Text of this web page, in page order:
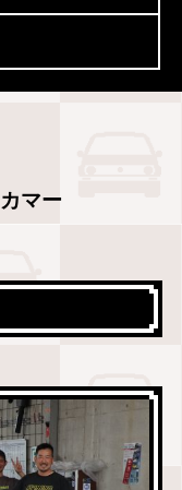
マー